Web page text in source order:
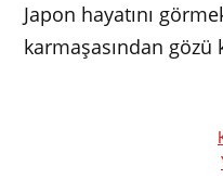
Japon hayatını
karmaşasından